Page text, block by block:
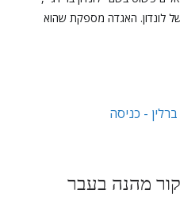
לונדון. האגדה מספקת שהוא
מהנה בעבר